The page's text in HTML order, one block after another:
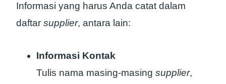
Informasi yang harus Anda catat dalam
daftar supplier, antara lain:
Informasi Kontak
Tulis nama masing-masing supplier,